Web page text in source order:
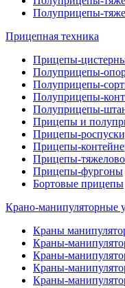
Полуприцепы-
Прицепная техника
Прицепы-
Полуприцепы-
Полуприцепы-
Полуприцепы-
Полуприцепы-
Прицепы и
Прицепы-
Прицепы-
Прицепы-
Прицепы-фургоны
Бортовые прицепы
Крано-манипуляторные
Краны
Краны-
Краны-
Краны-
Краны-